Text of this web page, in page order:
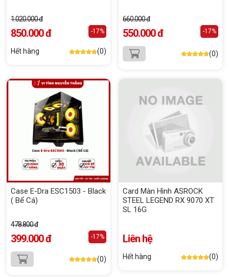
1.020.000 đ
850.000 đ -17%
Hết hàng (0)
660.000 đ
550.000 đ -17%
(0)
Case E-Dra ESC1503 - Black
( Bể Cá)
478.800 đ
399.000 đ -17%
(0)
Card Màn Hình ASROCK
STEEL LEGEND RX 9070 XT
SL 16G
Liên hệ
Hết hàng (0)